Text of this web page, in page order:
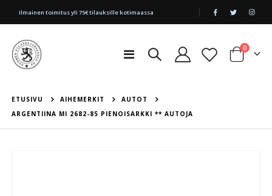
|
Ilmainen toimitus yli 75€ tilauksille kotimaassa
Toggle
Cart
0tuotetta
ETUSIVU AIHEMERKIT
AUTOT
ARGENTIINA MI 2682-85 PIENOISARKKI ** AUTOJA